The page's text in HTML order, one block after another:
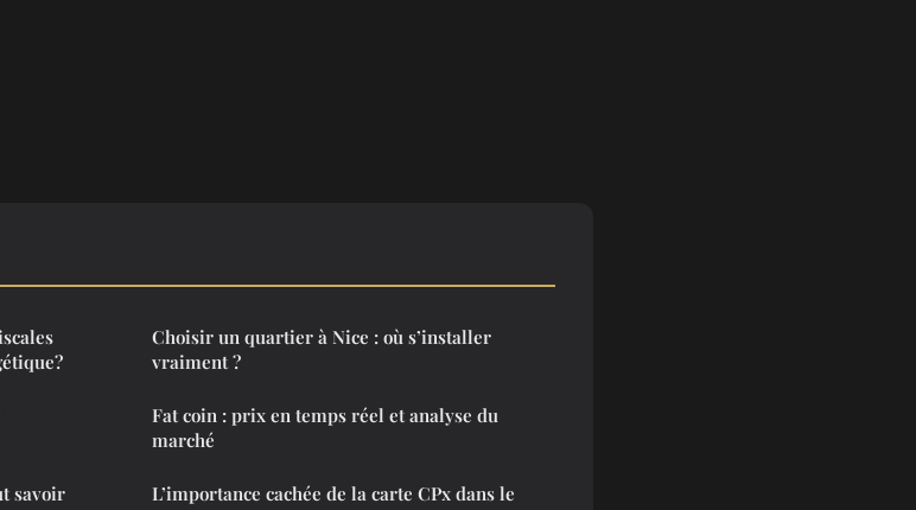
savoir
Choisir un quartier à Nice : où s’installer
vraiment ?
Fat coin : prix en temps réel et analyse du
marché
L’importance cachée de la carte CPx dans le